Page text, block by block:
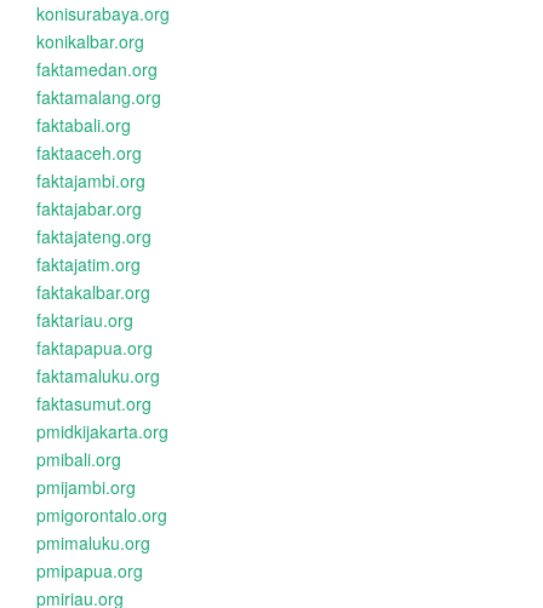
konisurabaya.org
konikalbar.org
faktamedan.org
faktamalang.org
faktabali.org
faktaaceh.org
faktajambi.org
faktajabar.org
faktajateng.org
faktajatim.org
faktakalbar.org
faktariau.org
faktapapua.org
faktamaluku.org
faktasumut.org
pmidkijakarta.org
pmibali.org
pmijambi.org
pmigorontalo.org
pmimaluku.org
pmipapua.org
pmiriau.org